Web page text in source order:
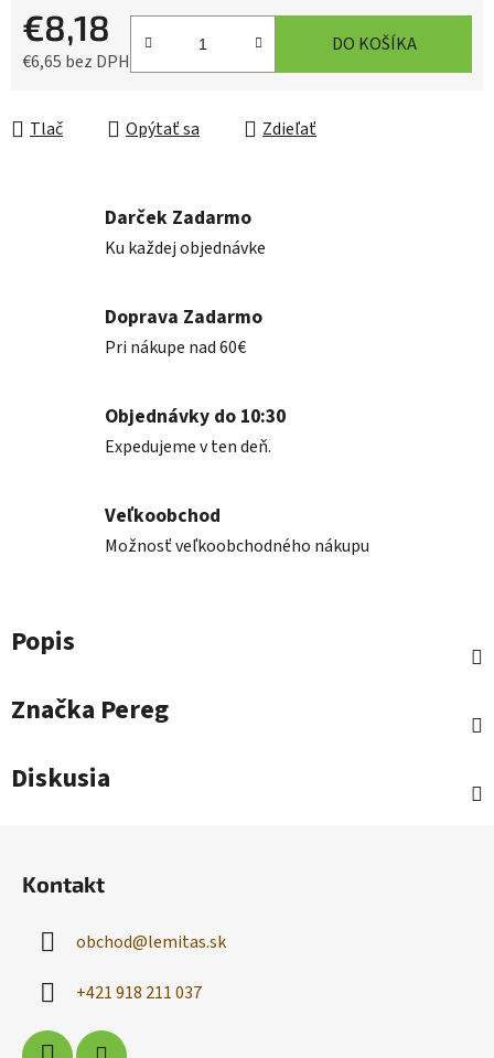
€8,18
€6,65 bez DPH
DO KOŠÍKA
Tlač Opýtať sa Zdieľať
Darček Zadarmo
Ku každej objednávke
Doprava Zadarmo
Pri nákupe nad 60€
Objednávky do 10:30
Expedujeme v ten deň.
Veľkoobchod
Možnosť veľkoobchodného nákupu
Popis
Značka Pereg
Diskusia
Kontakt
obchod@lemitas.sk
+421 918 211 037